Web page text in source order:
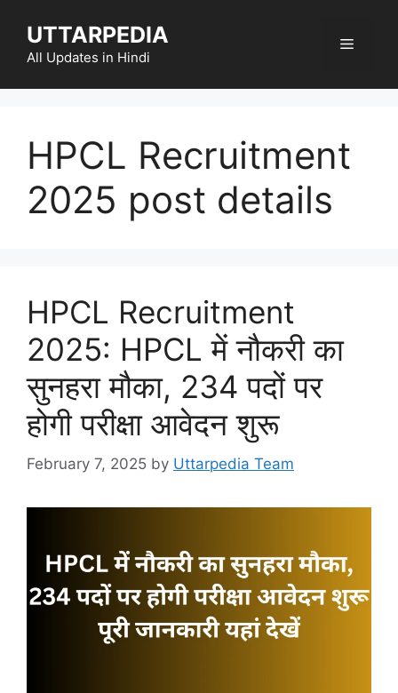
content
UTTARPEDIA
All Updates in Hindi
Menu
HPCL Recruitment
2025 post details
HPCL Recruitment
2025: HPCL में नौकरी का
सुनहरा मौका, 234 पदों पर
होगी परीक्षा आवेदन शुरू
February 7, 2025 by Uttarpedia Team